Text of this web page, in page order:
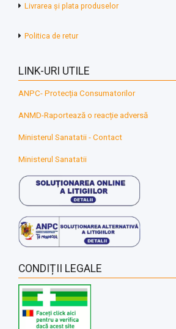
Livrarea și plata produselor
Politica de retur
LINK-URI UTILE
ANPC- Protecția Consumatorilor
ANMD-Raportează o reacție adversă
Ministerul Sanatatii - Contact
Ministerul Sanatatii
CONDIȚII LEGALE